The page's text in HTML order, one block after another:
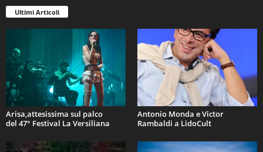
Ultimi Articoli
Arisa,attesissima sul palco
del 47° Festival La Versiliana
Antonio Monda e Victor
Rambaldi a LidoCult